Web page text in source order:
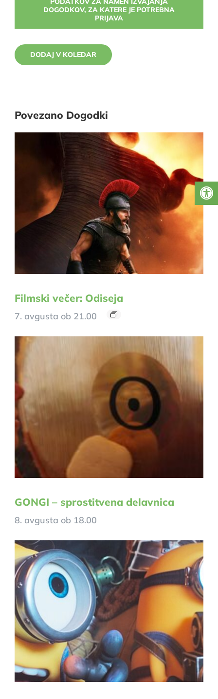
DOGODKOV, ZA KATERE JE POTREBNA
PRIJAVA
DODAJ V KOLEDAR
Povezano Dogodki
Filmski večer: Odiseja
7. avgusta ob 21.00
GONGI – sprostitvena delavnica
8. avgusta ob 18.00